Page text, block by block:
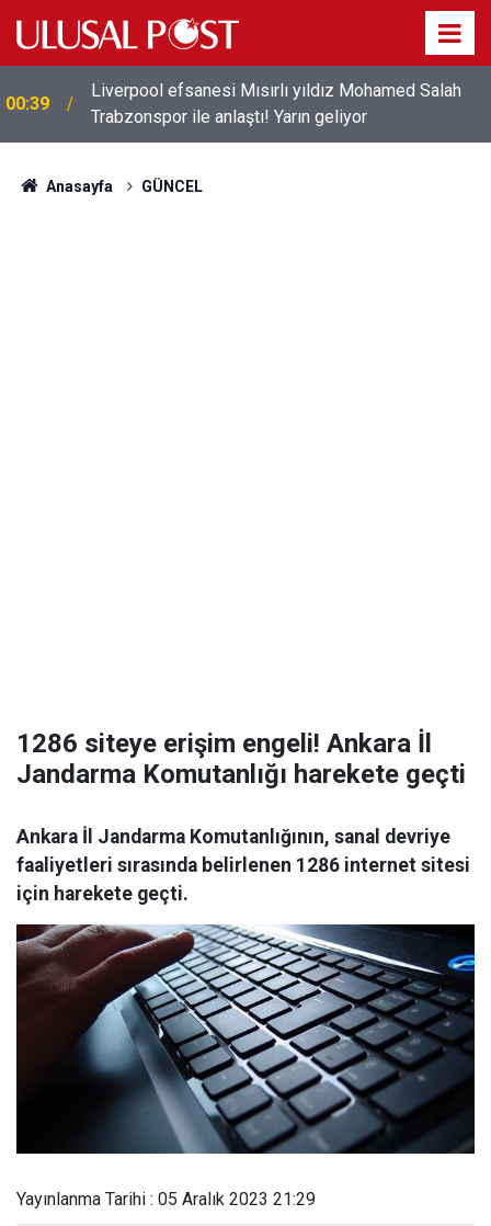
00:39
Liverpool efsanesi Mısırlı yıldız Mohamed Salah
Trabzonspor ile anlaştı! Yarın geliyor
Anasayfa GÜNCEL
1286 siteye erişim engeli! Ankara İl
Jandarma Komutanlığı harekete geçti
Ankara İl Jandarma Komutanlığının, sanal devriye
faaliyetleri sırasında belirlenen 1286 internet sitesi
için harekete geçti.
Yayınlanma Tarihi : 05 Aralık 2023 21:29